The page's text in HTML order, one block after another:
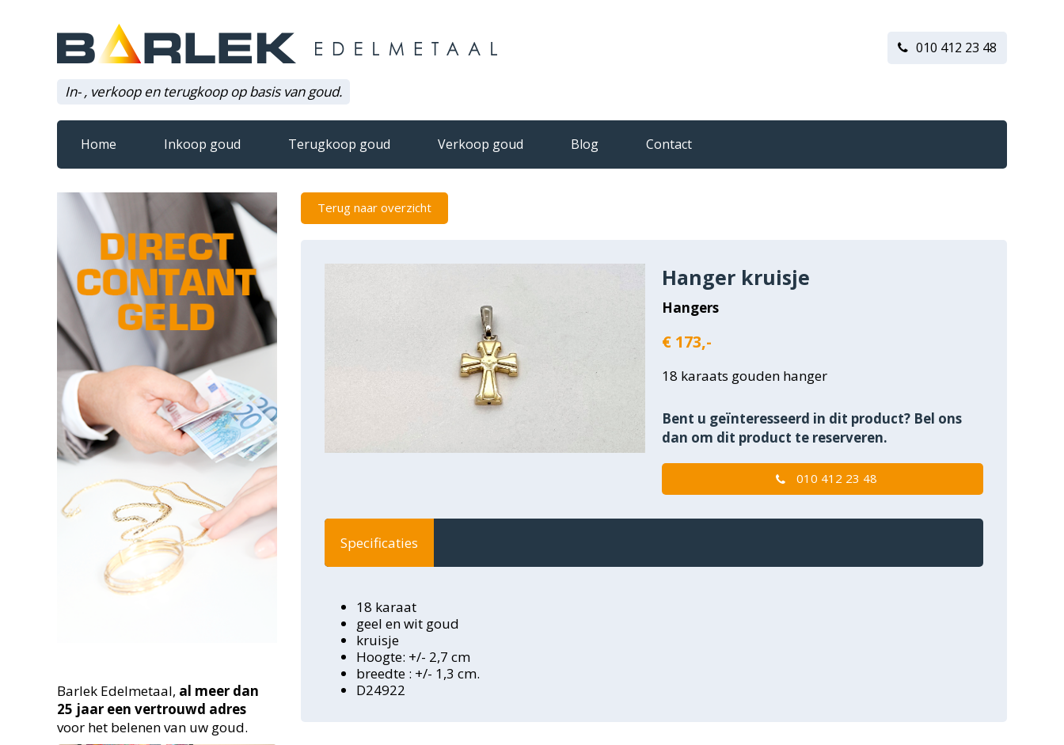
In- , verkoop en terugkoop op basis van goud.
010 412 23 48
Home Inkoop goud Terugkoop goud Verkoop goud Blog Contact
Barlek Edelmetaal, al meer dan
25 jaar een vertrouwd adres
voor het belenen van uw goud.
Terug naar overzicht
Hanger kruisje
Hangers
€ 173,-
18 karaats gouden hanger
Bent u geïnteresseerd in dit product? Bel ons
dan om dit product te reserveren.
010 412 23 48
Specificaties
18 karaat
geel en wit goud
kruisje
Hoogte: +/- 2,7 cm
breedte : +/- 1,3 cm.
D24922